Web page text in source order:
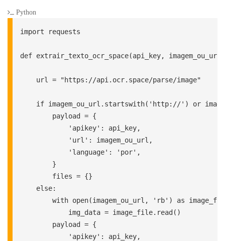
Python
import requests
def extrair_texto_ocr_space(api_key,
    url = "https://api.ocr.space/parse/image"
if imagem_ou_url.startswith('http://') or
        payload = {
            'apikey': api_key,
            'url': imagem_ou_url,
            'language': 'por',
        }
        files = {}
    else:
with open(imagem_ou_url, 'rb') as
            img_data = image_file.read()
        payload = {
            'apikey': api_key,